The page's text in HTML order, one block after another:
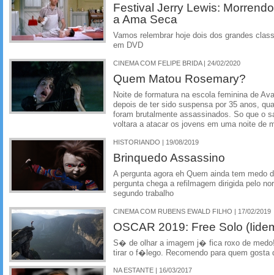
Festival Jerry Lewis:
a Ama Seca
Vamos relembrar hoje dois dos grandes
em DVD
CINEMA COM FELIPE BRIDA | 24/02/2020
Quem Matou Rosemary?
Noite de formatura na escola feminina de
depois de ter sido suspensa por 35 anos,
foram brutalmente assassinados. So que o
voltara a atacar os jovens em uma noite de
HISTORIANDO | 19/08/2019
Brinquedo Assassino
A pergunta agora eh Quem ainda tem medo
pergunta chega a refilmagem dirigida pelo
segundo trabalho
CINEMA COM RUBENS EWALD FILHO | 17/02/2019
OSCAR 2019: Free Solo
S� de olhar a imagem j� fica roxo de
tirar o f�lego. Recomendo para quem
NA ESTANTE | 16/03/2017